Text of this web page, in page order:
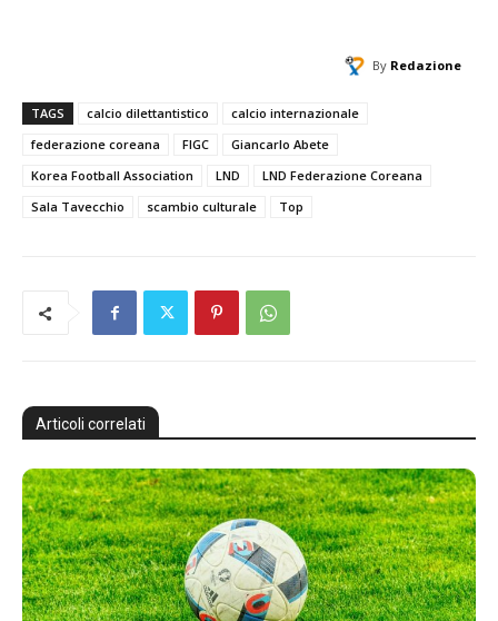
By Redazione
TAGS calcio dilettantistico
calcio internazionale
federazione coreana
FIGC
Giancarlo Abete
Korea Football Association
LND
LND Federazione Coreana
Sala Tavecchio
scambio culturale Top
Articoli correlati